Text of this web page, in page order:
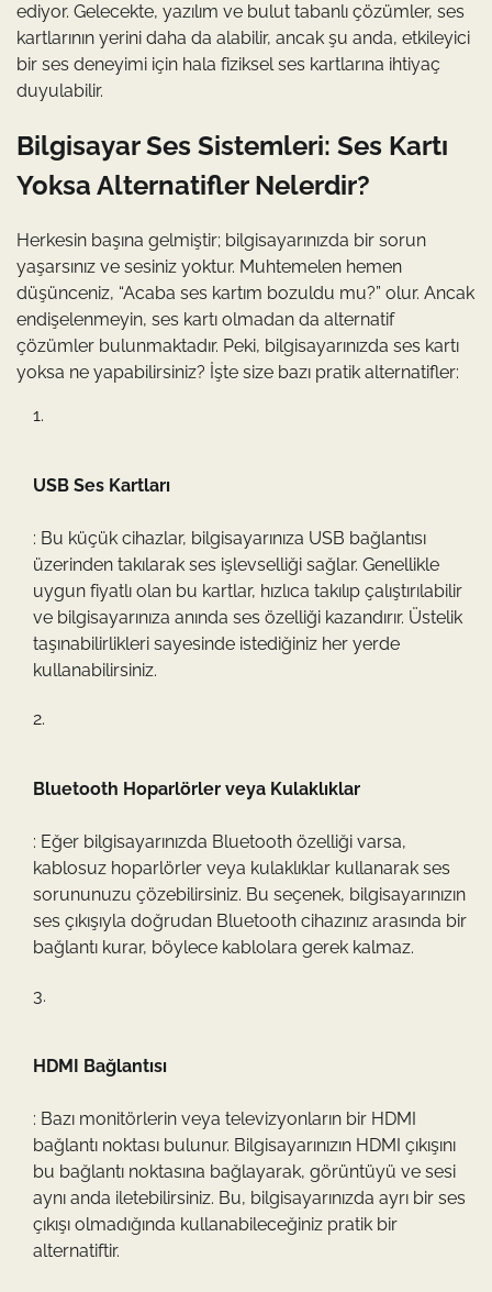
ediyor. Gelecekte, yazılım ve bulut tabanlı çözümler, ses
kartlarının yerini daha da alabilir, ancak şu anda, etkileyici
bir ses deneyimi için hala fiziksel ses kartlarına ihtiyaç
duyulabilir.
Bilgisayar Ses Sistemleri: Ses Kartı
Yoksa Alternatifler Nelerdir?
Herkesin başına gelmiştir; bilgisayarınızda bir sorun
yaşarsınız ve sesiniz yoktur. Muhtemelen hemen
düşünceniz, “Acaba ses kartım bozuldu mu?” olur. Ancak
endişelenmeyin, ses kartı olmadan da alternatif
çözümler bulunmaktadır. Peki, bilgisayarınızda ses kartı
yoksa ne yapabilirsiniz? İşte size bazı pratik alternatifler:
USB Ses Kartları
: Bu küçük cihazlar, bilgisayarınıza USB bağlantısı
üzerinden takılarak ses işlevselliği sağlar. Genellikle
uygun fiyatlı olan bu kartlar, hızlıca takılıp çalıştırılabilir
ve bilgisayarınıza anında ses özelliği kazandırır. Üstelik
taşınabilirlikleri sayesinde istediğiniz her yerde
kullanabilirsiniz.
Bluetooth Hoparlörler veya Kulaklıklar
: Eğer bilgisayarınızda Bluetooth özelliği varsa,
kablosuz hoparlörler veya kulaklıklar kullanarak ses
sorununuzu çözebilirsiniz. Bu seçenek, bilgisayarınızın
ses çıkışıyla doğrudan Bluetooth cihazınız arasında bir
bağlantı kurar, böylece kablolara gerek kalmaz.
HDMI Bağlantısı
: Bazı monitörlerin veya televizyonların bir HDMI
bağlantı noktası bulunur. Bilgisayarınızın HDMI çıkışını
bu bağlantı noktasına bağlayarak, görüntüyü ve sesi
aynı anda iletebilirsiniz. Bu, bilgisayarınızda ayrı bir ses
çıkışı olmadığında kullanabileceğiniz pratik bir
alternatiftir.